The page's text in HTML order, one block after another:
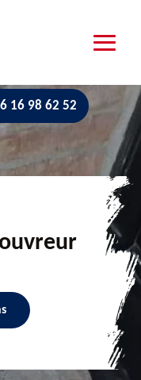
16 98 62 52